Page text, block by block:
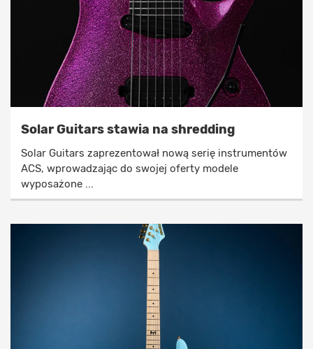
Solar Guitars stawia na shredding
Solar Guitars zaprezentował nową serię instrumentów
ACS, wprowadzając do swojej oferty modele
wyposażone ...